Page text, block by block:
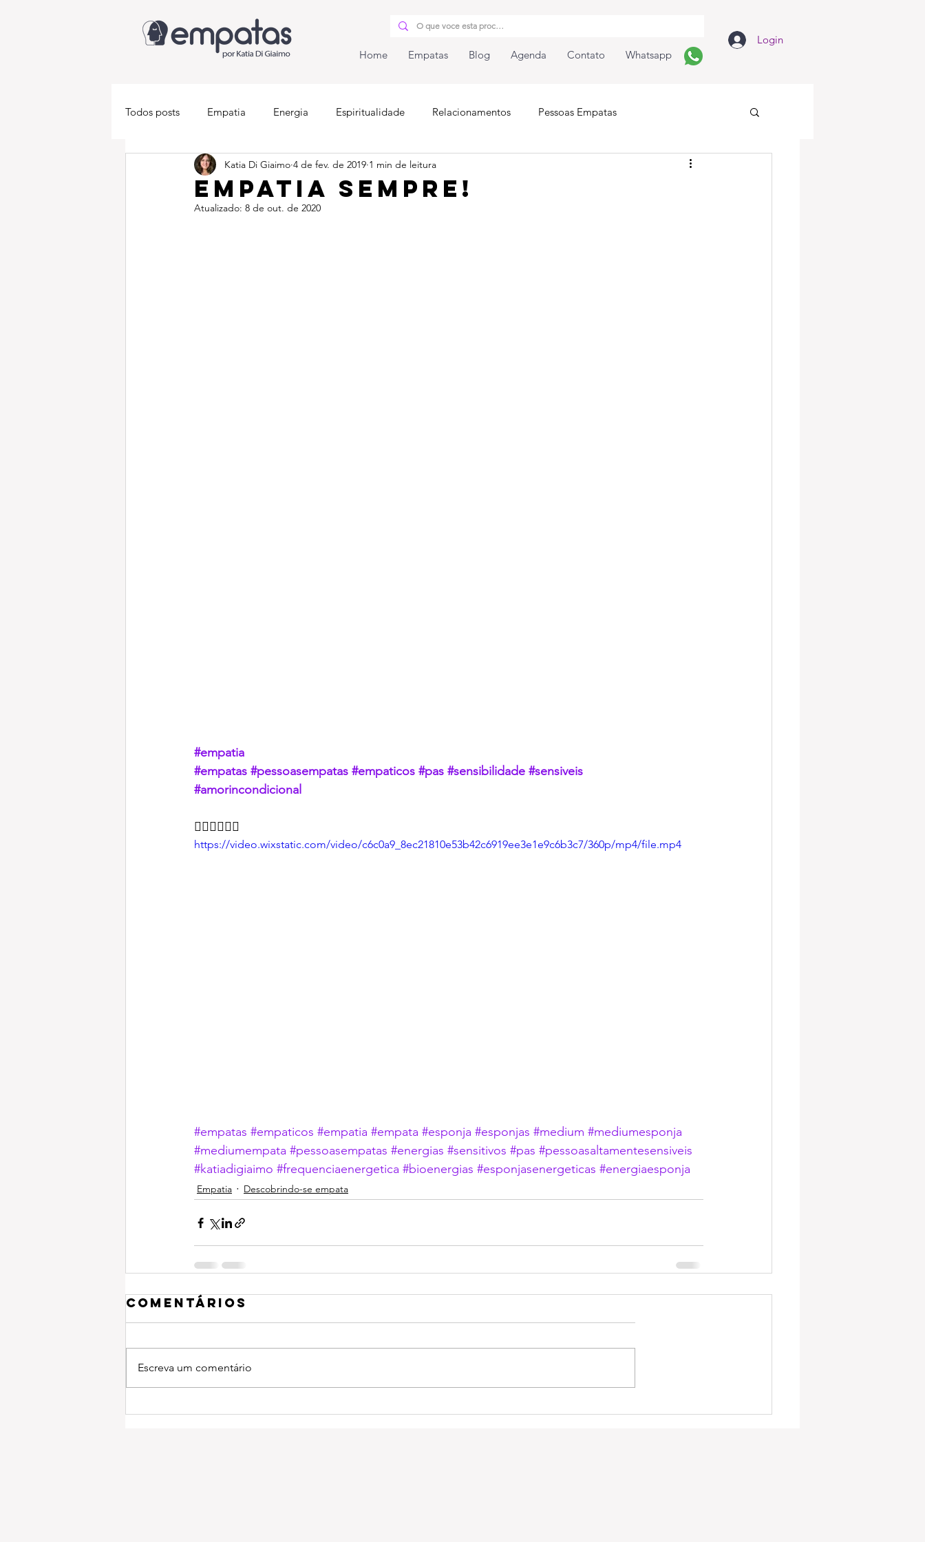
Home Empatas Blog Agenda Contato Whatsapp
Login
Todos posts Empatia Energia Espiritualidade Relacionamentos Pessoas Empatas
Descobrindo-se empata Mediunidade
Empatia sempre!
Katia Di Giaimo 4 de fev. de 2019 1 min de leitura
Atualizado: 8 de out. de 2020
#empatia
#empatas #pessoasempatas #empaticos #pas #sensibilidade #sensiveis
#amorincondicional
👇🏻👇🏻👇🏻
https://video.wixstatic.com/video/c6c0a9_8ec21810e53b42c6919ee3e1e9c6b3c7/360p/mp4/file.mp4
#empatas #empaticos #empatia #empata #esponja #esponjas #medium #mediumesponja
#mediumempata #pessoasempatas #energias #sensitivos #pas #pessoasaltamentesensiveis
#katiadigiaimo #frequenciaenergetica #bioenergias #esponjasenergeticas #energiaesponja
Empatia Descobrindo-se empata
Comentários
Escreva um comentário